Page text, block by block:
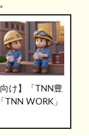
け】「TNN豊
WORK」